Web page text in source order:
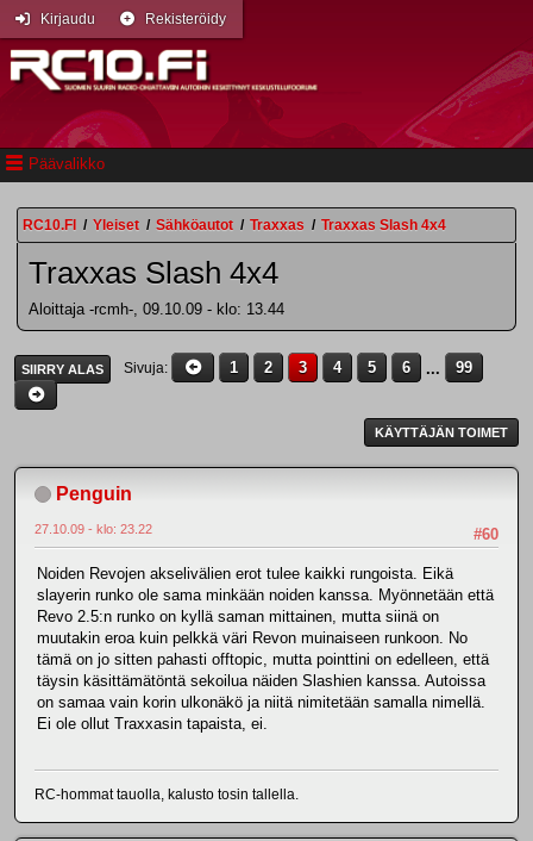
Päävalikko
Kirjaudu Rekisteröidy
RC10.FI / Yleiset / Sähköautot / Traxxas / Traxxas Slash 4x4
Traxxas Slash 4x4
Aloittaja -rcmh-, 09.10.09 - klo: 13.44
SIIRRY ALAS Sivuja 1 2 3 4 5 6 ... 99
KÄYTTÄJÄN TOIMET
Penguin
#60
27.10.09 - klo: 23.22
Noiden Revojen akselivälien erot tulee kaikki rungoista. Eikä
slayerin runko ole sama minkään noiden kanssa. Myönnetään että
Revo 2.5:n runko on kyllä saman mittainen, mutta siinä on
muutakin eroa kuin pelkkä väri Revon muinaiseen runkoon. No
tämä on jo sitten pahasti offtopic, mutta pointtini on edelleen, että
täysin käsittämätöntä sekoilua näiden Slashien kanssa. Autoissa
on samaa vain korin ulkonäkö ja niitä nimitetään samalla nimellä.
Ei ole ollut Traxxasin tapaista, ei.
RC-hommat tauolla, kalusto tosin tallella.